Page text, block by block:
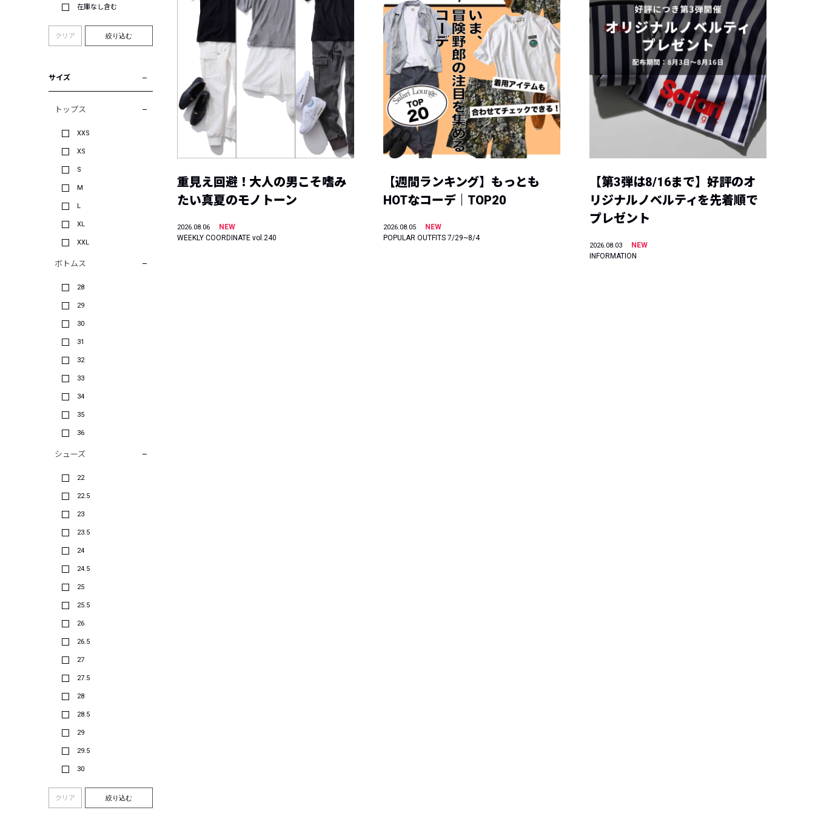
在庫なし含む
クリア 絞り込む
サイズ
トップス
XXS
XS
S
M
L
XL
XXL
ボトムス
28
29
30
31
32
33
34
35
36
シューズ
22
22.5
23
23.5
24
24.5
25
25.5
26
26.5
27
27.5
28
28.5
29
29.5
30
クリア 絞り込む
重見え回避！大人の男こそ嗜み
たい真夏のモノトーン
2026.08.06
NEW
WEEKLY COORDINATE vol.240
【週間ランキング】もっとも
HOTなコーデ｜TOP20
2026.08.05
NEW
POPULAR OUTFITS 7/29~8/4
【第3弾は8/16まで】好評のオ
リジナルノベルティを先着順で
プレゼント
2026.08.03
NEW
INFORMATION